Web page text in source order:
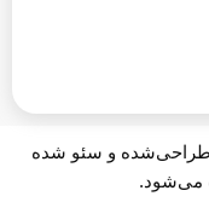
طراحی‌شده و سئو شده
می‌شود.